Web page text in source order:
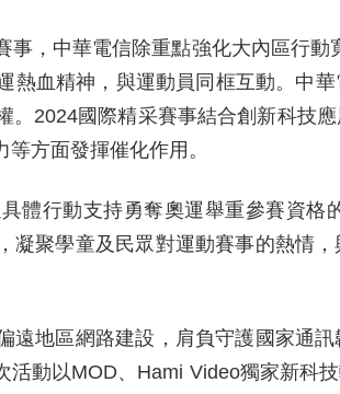
，中華電信除重點強化大內區行動
熱血精神，與運動員同框互動。中
。2024國際精采賽事結合創新科技
方面發揮催化作用。
體行動支持勇奪奧運舉重參賽資
凝聚學童及民眾對運動賽事的熱情
遠地區網路建設，肩負守護國家通
動以MOD、Hami Video獨家新科